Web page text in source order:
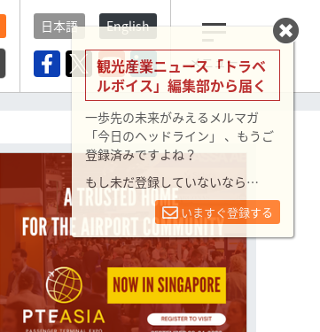
日本語 English
メニュー
観光産業ニュース「トラベ
ルボイス」編集部から届く
一歩先の未来がみえるメルマガ
「今日のヘッドライン」 、もうご
登録済みですよね？
もし未だ登録していないなら…
いますぐ登録する